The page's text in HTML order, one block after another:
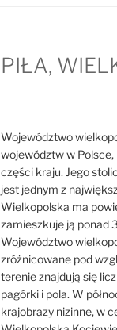
PIŁA,
Województwo
województw w Polsce,
części kraju. Jego
jest jednym z
Wielkopolska ma
zamieszkuje ją ponad
Województwo
zróżnicowane pod
terenie znajdują się
pagórki i pola. W
krajobrazy nizinne, w